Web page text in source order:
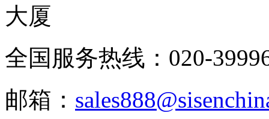
大厦
全国服务热线：020-
邮箱：